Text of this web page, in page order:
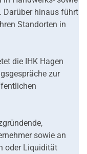
Darüber hinaus führt
Standorten in
die IHK Hagen
zur
sowie an
oder Liquidität